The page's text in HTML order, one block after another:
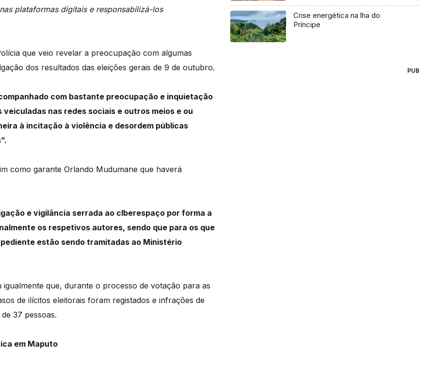
plataformas digitais e responsabilizá-los
que veio revelar a preocupação com algumas
dos resultados das eleições gerais de 9 de outubro.
com bastante preocupação e inquietação
veiculadas nas redes sociais e outros meios e ou
à incitação à violência e desordem públicas
como garante Orlando Mudumane que haverá
e vigilância serrada ao cIberespaço por forma a
os respetivos autores, sendo que para os que
estão sendo tramitadas ao Ministério
igualmente que, durante o processo de votação para as
de ilícitos eleitorais foram registados e infrações de
de 37 pessoas.
em Maputo
Crise energética na lha do
Príncipe
PUB